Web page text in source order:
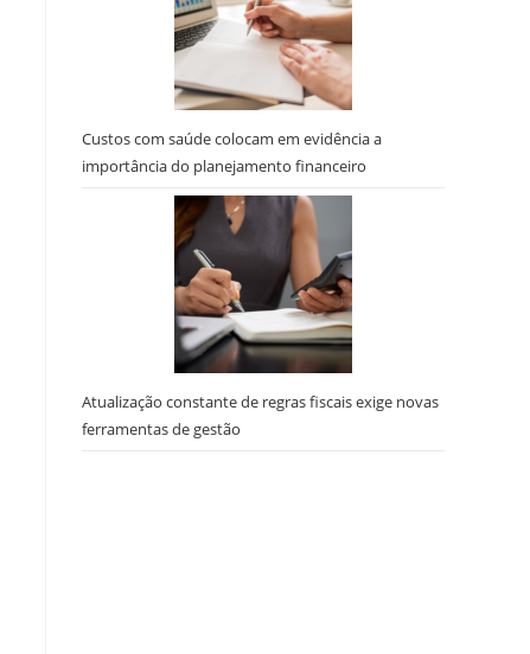
Custos com saúde colocam em evidência a
importância do planejamento financeiro
Atualização constante de regras fiscais exige novas
ferramentas de gestão